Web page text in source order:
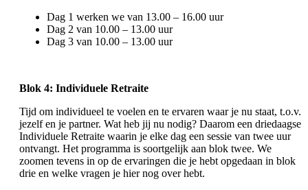
Dag 1 werken we van 13.00 – 16.00 uur
Dag 2 van 10.00 – 13.00 uur
Dag 3 van 10.00 – 13.00 uur
Blok 4: Individuele Retraite
Tijd om individueel te voelen en te ervaren waar je nu staat, t.o.v.
jezelf en je partner. Wat heb jij nu nodig? Daarom een driedaagse
Individuele Retraite waarin je elke dag een sessie van twee uur
ontvangt. Het programma is soortgelijk aan blok twee. We
zoomen tevens in op de ervaringen die je hebt opgedaan in blok
drie en welke vragen je hier nog over hebt.